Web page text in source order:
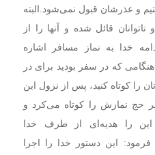
و عذرشان قبول نمی‌شود. البته
قائل شده و آنها را از
خدا به نماز مسافر اشاره
که در سفر بودید برای در
را کوتاه کنید، پس از نزول این
حج نمازش را کوتاه می‌کرد و
را هدیه‌ای از طرف خدا
این دستور خدا را اجرا